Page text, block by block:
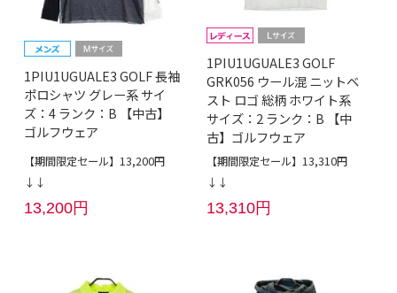
1PIU1UGUALE3 GOLF 長袖
ポロシャツ グレー系 サイ
ズ：4 ランク：B 【中古】
ゴルフウェア
【期間限定セール】13,200円
↓↓
13,200円
1PIU1UGUALE3 GOLF
GRK056 ウール混 ニットベ
スト ロゴ 総柄 ホワイト系
サイズ：2 ランク：B 【中
古】ゴルフウェア
【期間限定セール】13,310円
↓↓
13,310円